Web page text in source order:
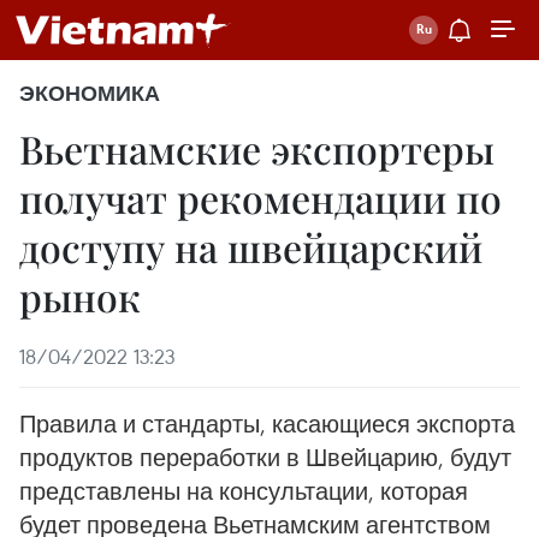
ЭКОНОМИКА
Вьетнамские экспортеры
получат рекомендации по
доступу на швейцарский
рынок
18/04/2022 13:23
Правила и стандарты, касающиеся экспорта
продуктов переработки в Швейцарию, будут
представлены на консультации, которая
будет проведена Вьетнамским агентством